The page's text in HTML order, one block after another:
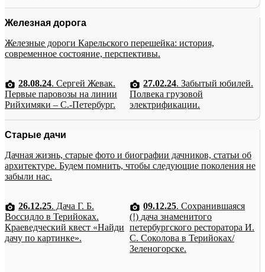
Железная дорога
Железные дороги Карельского перешейка: история,
современное состояние, перспективы.
28.08.24. Сергей Жевак.
Первые паровозы на линии
Рийхимяки – С.-Петербург.
27.02.24. Забытый юбилей.
Полвека грузовой
электрификации.
Старые дачи
Дачная жизнь, старые фото и биографии дачников, статьи об
архитектуре. Будем помнить, чтобы следующие поколения не
забыли нас.
26.12.25. Дача Г. Б.
Воссидло в Терийоках.
Краеведческий квест «Найди
дачу по картинке».
09.12.25. Сохранившаяся
(!) дача знаменитого
петербургского ресторатора И.
С. Соколова в Терийоках/
Зеленогорске.